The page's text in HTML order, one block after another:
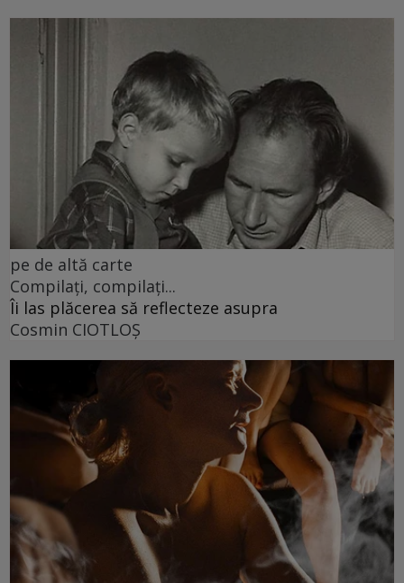
pe de altă carte
Compilați, compilați...
Îi las plăcerea să reflecteze asupra
Cosmin CIOTLOŞ